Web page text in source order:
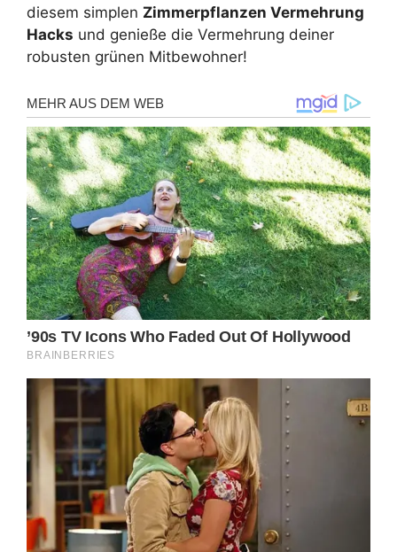
diesem simplen Zimmerpflanzen Vermehrung
Hacks und genieße die Vermehrung deiner
robusten grünen Mitbewohner!